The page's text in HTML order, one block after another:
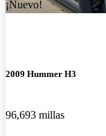
¡Nuevo!
2009 Hummer H3
96,693 millas